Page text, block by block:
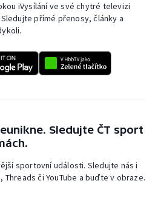
iVysílání ve své chytré televizi
přímé přenosy, články a
Sledujte ČT sport
sportovní události. Sledujte nás i
Threads či YouTube a buďte v obraze.